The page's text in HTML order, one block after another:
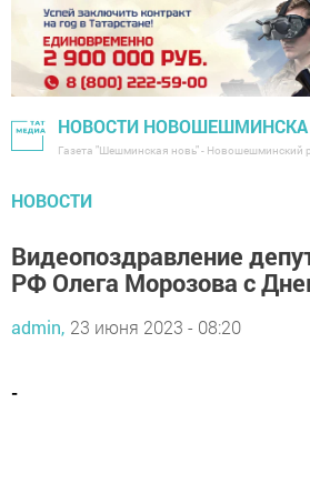
НОВОСТИ НОВОШЕШМИНСКА
Газета "Шешминская новь" - Новошешминский
НОВОСТИ
Видеопоздравление
РФ Олега Морозова с
admin, 23 июня 2023 - 08:20
-